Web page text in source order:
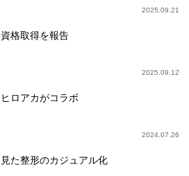
2025.09.21
格取得を報告
2025.09.12
ロアカがコラボ
2024.07.26
た整形のカジュアル化